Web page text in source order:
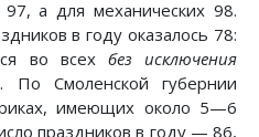
а для механических 98.
в году оказалось 78:
во всех без исключения
По Смоленской губернии
имеющих около 5—6
праздников в году — 86,